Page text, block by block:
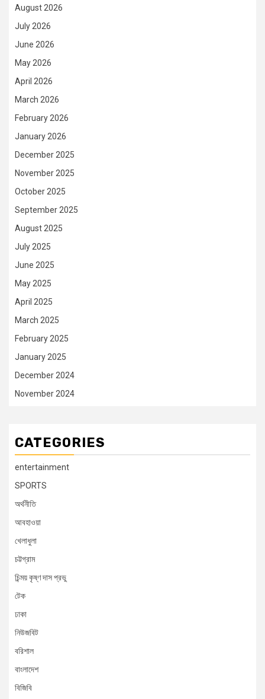
August 2026
July 2026
June 2026
May 2026
April 2026
March 2026
February 2026
January 2026
December 2025
November 2025
October 2025
September 2025
August 2025
July 2025
June 2025
May 2025
April 2025
March 2025
February 2025
January 2025
December 2024
November 2024
CATEGORIES
entertainment
SPORTS
অর্থনীতি
আবহাওয়া
খেলাধুলা
চট্টগ্রাম
চিন্ময় কৃষ্ণ দাস প্রভু
টেক
ঢাকা
নিউজবিট
বরিশাল
বাংলাদেশ
বিজিবি